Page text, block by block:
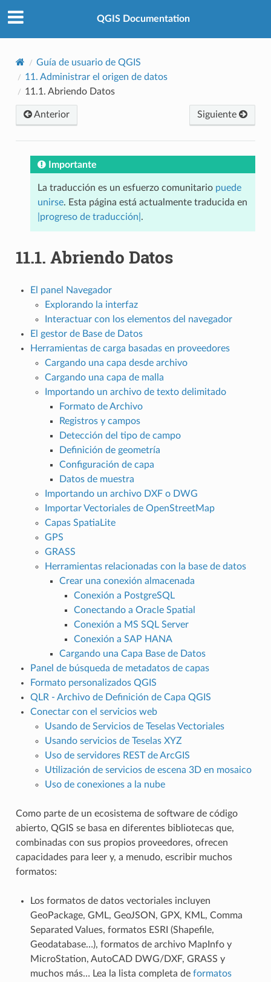
QGIS Documentation
Guía de usuario de QGIS
11. Administrar el origen de datos
11.1. Abriendo Datos
Anterior Siguiente
Importante
La traducción es un esfuerzo comunitario puede
unirse. Esta página está actualmente traducida en
|progreso de traducción| .
11.1. Abriendo Datos
El panel Navegador
Explorando la interfaz
Interactuar con los elementos del navegador
El gestor de Base de Datos
Herramientas de carga basadas en proveedores
Cargando una capa desde archivo
Cargando una capa de malla
Importando un archivo de texto delimitado
Formato de Archivo
Registros y campos
Detección del tipo de campo
Definición de geometría
Configuración de capa
Datos de muestra
Importando un archivo DXF o DWG
Importar Vectoriales de OpenStreetMap
Capas SpatiaLite
GPS
GRASS
Herramientas relacionadas con la base de datos
Crear una conexión almacenada
Conexión a PostgreSQL
Conectando a Oracle Spatial
Conexión a MS SQL Server
Conexión a SAP HANA
Cargando una Capa Base de Datos
Panel de búsqueda de metadatos de capas
Formato personalizados QGIS
QLR - Archivo de Definición de Capa QGIS
Conectar con el servicios web
Usando de Servicios de Teselas Vectoriales
Usando servicios de Teselas XYZ
Uso de servidores REST de ArcGIS
Utilización de servicios de escena 3D en mosaico
Uso de conexiones a la nube
Como parte de un ecosistema de software de código
abierto, QGIS se basa en diferentes bibliotecas que,
combinadas con sus propios proveedores, ofrecen
capacidades para leer y, a menudo, escribir muchos
formatos:
Los formatos de datos vectoriales incluyen
GeoPackage, GML, GeoJSON, GPX, KML, Comma
Separated Values, formatos ESRI (Shapefile,
Geodatabase…), formatos de archivo MapInfo y
MicroStation, AutoCAD DWG/DXF, GRASS y
muchos más… Lea la lista completa de formatos